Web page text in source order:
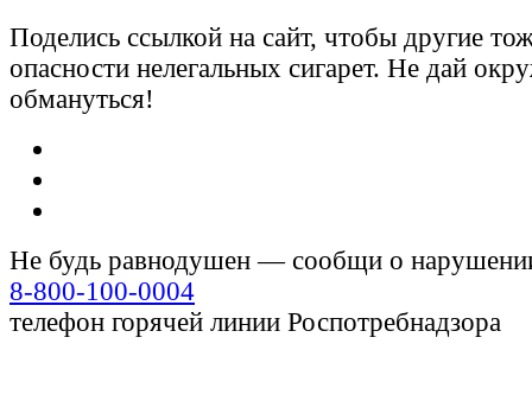
Поделись ссылкой на сайт, чтобы другие
опасности нелегальных сигарет. Не дай
обмануться!
Не будь равнодушен — сообщи о
8-800-100-0004
телефон горячей линии Роспотребнадзора